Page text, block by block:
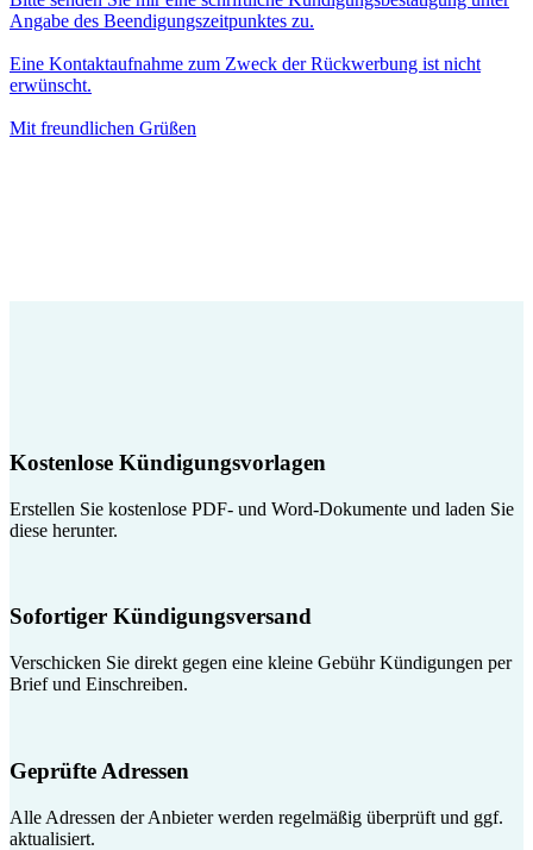
Angabe des Beendigungszeitpunktes zu.
Eine Kontaktaufnahme zum Zweck der Rückwerbung ist nicht
erwünscht.
Mit freundlichen Grüßen
Kostenlose Kündigungsvorlagen
Erstellen Sie kostenlose PDF- und Word-Dokumente und laden Sie
diese herunter.
Sofortiger Kündigungsversand
Verschicken Sie direkt gegen eine kleine Gebühr Kündigungen per
Brief und Einschreiben.
Geprüfte Adressen
Alle Adressen der Anbieter werden regelmäßig überprüft und ggf.
aktualisiert.